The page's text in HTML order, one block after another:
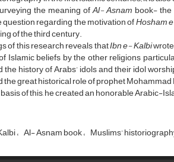
the meaning ofAl- Asnam book-
question regarding the motivation ofHosham
of the third century.
of this research reveals thatIbn e- Kalbi
Islamic beliefs by the other religions
the history of Arabs’ idols and their idol
the great historical role of prophet
of this, he created an honorable Arabic-
Al- Asnam book Muslims’